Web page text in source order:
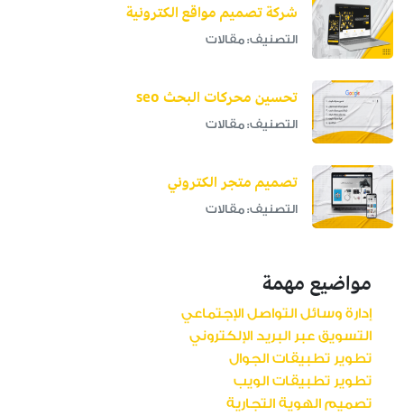
شركة تصميم مواقع الكترونية
التصنيف: مقالات
تحسين محركات البحث seo
التصنيف: مقالات
تصميم متجر الكتروني
التصنيف: مقالات
مواضيع مهمة
إدارة وسائل التواصل الإجتماعي
التسويق عبر البريد الإلكتروني
تطوير تطبيقات الجوال
تطوير تطبيقات الويب
تصميم الهوية التجارية